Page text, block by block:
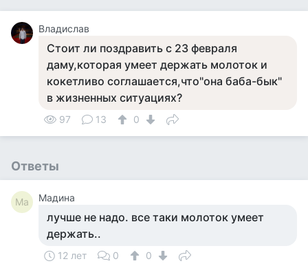
Владислав
Стоит ли поздравить с 23 февраля
даму,которая умеет держать молоток и
кокетливо соглашается,что"она баба-бык"
в жизненных ситуациях?
97 13 0
Ответы
Ма Мадина
лучше не надо. все таки молоток умеет
держать..
12 лет 0 0